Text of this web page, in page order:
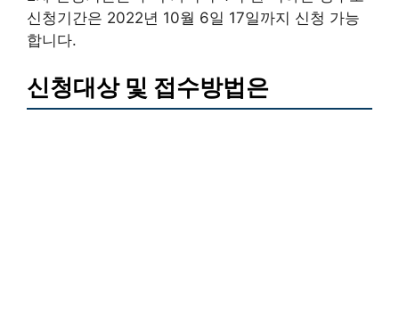
신청기간은 2022년 10월 6일 17일까지 신청 가능
합니다.
신청대상 및 접수방법은